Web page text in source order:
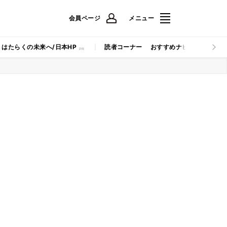
会員ページ メニュー
はたらくの未来へ/日本HP 読者コーナー おすすめナビ マイナビ